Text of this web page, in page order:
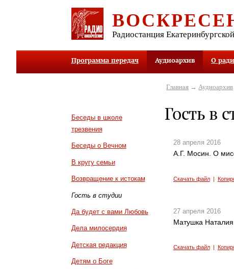
Радиостанция
Программа передач Аудиоархив О
Беседы в школе
трезвения
Беседы о Вечном
В кругу семьи
Возвращение к истокам
Гость в студии
Да будет с вами Любовь
Дела милосердия
Детская редакция
Детям о Боге
Главная → Аудиоархив
Гость в
28 апреля 2016
А.Г. Мосин. О
Скачать файл|
27 апреля 2016
Матушка
Скачать файл|